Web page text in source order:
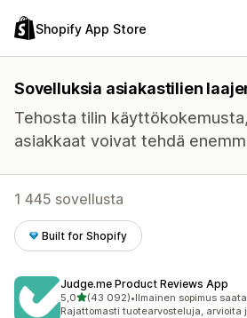
Shopify App Store
Sovelluksia asiakastilien
Tehosta tilin
asiakkaat voivat tehdä
1 445 sovellusta
Built for Shopify
Judge.me Product Reviews App
5,0/ 5 tähteä
(43 092)
43092 arvostelua yhteensä
•Ilmainen sopimus
Rajattomasti tuotearvosteluja, arvioita